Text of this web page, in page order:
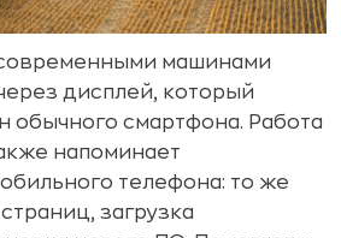
машинами
дисплей, который
обычного смартфона. Работа
напоминает
телефона: то же
загрузка